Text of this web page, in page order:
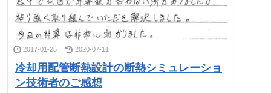
2017-01-25 2020-07-11
冷却用配管断熱設計の断熱シミュレーショ
ン技術者のご感想